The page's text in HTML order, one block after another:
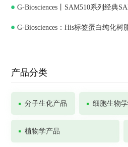
G-Biosciences丨SAM510系列经典
盒
G-Biosciences：His标签蛋白纯化树
产品分类
分子生化产品 细胞生物
植物学产品